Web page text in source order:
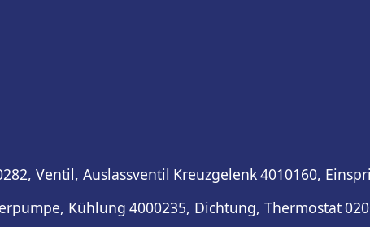
Ventil, Auslassventil Kreuzgelenk4010160,
Kühlung 4000235, Dichtung, Thermostat